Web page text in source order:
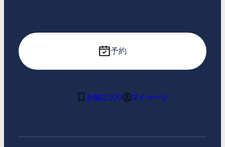
予約
お気に入り マイページ